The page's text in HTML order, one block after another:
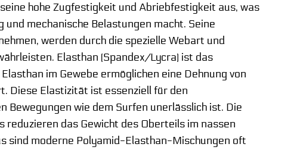
hohe Zugfestigkeit und Abriebfestigkeit aus, was
mechanische Belastungen macht. Seine
werden durch die spezielle Webart und
Elasthan (Spandex/Lycra) ist das
im Gewebe ermöglichen eine Dehnung von
Diese Elastizität ist essenziell für den
Bewegungen wie dem Surfen unerlässlich ist. Die
das Gewicht des Oberteils im nassen
sind moderne Polyamid-Elasthan-Mischungen oft